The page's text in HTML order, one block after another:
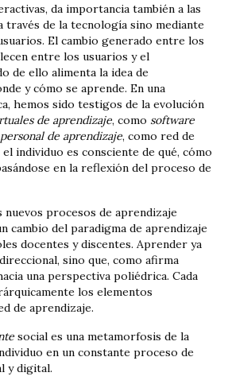
da importancia también a las
través de la tecnología sino mediante
El cambio generado entre los
entre los usuarios y el
de ello alimenta la idea de
y cómo se aprende. En una
hemos sido testigos de la evolución
de aprendizaje, como software
de aprendizaje, como red de
individuo es consciente de qué, cómo
en la reflexión del proceso de
nuevos procesos de aprendizaje
cambio del paradigma de aprendizaje
docentes y discentes. Aprender ya
sino que, como afirma
una perspectiva poliédrica. Cada
los elementos
de aprendizaje.
social es una metamorfosis de la
en un constante proceso de
y digital.